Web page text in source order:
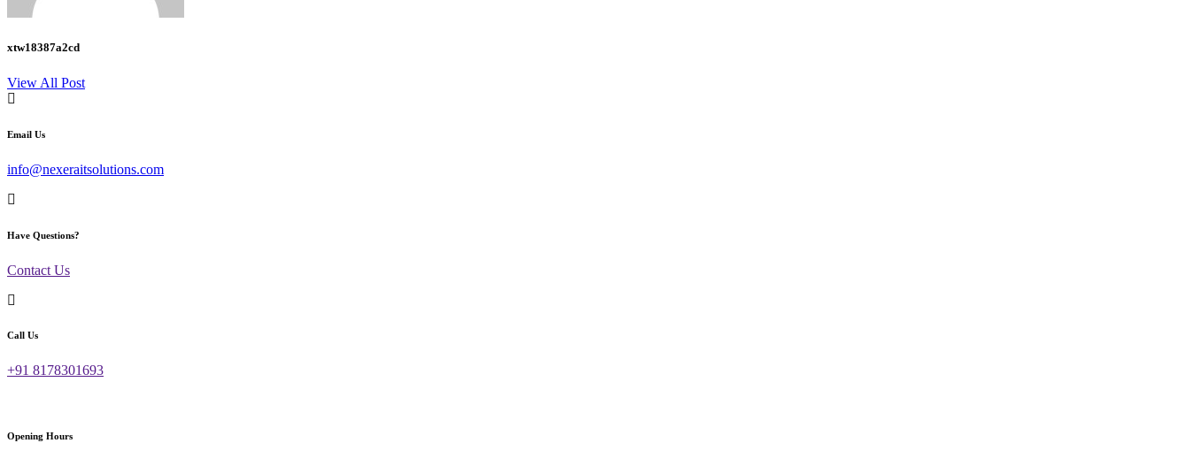
xtw18387a2cd
View All Post
Email Us
info@nexeraitsolutions.com
Have Questions?
Contact Us
Call Us
+91 8178301693
Opening Hours